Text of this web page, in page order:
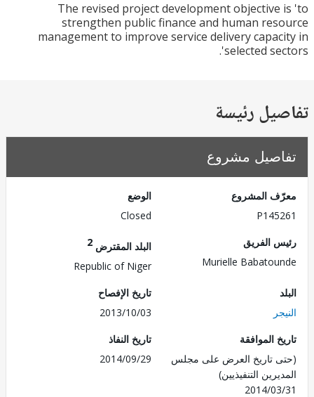
The revised project development
strengthen public finance and human
management to improve service delivery
selected
رئيسة
مشروع
المشروع
الفريق
Murielle
البلد المقترض
Republic of Niger
تاريخ الإفصاح
2013/10/03
الموافقة
تاريخ العرض على مجلس
التنفيذيين)
2014/
تاريخ النفاذ
2014/09/29